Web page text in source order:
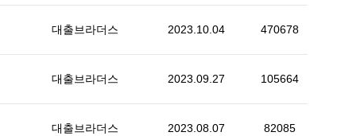
대출브라더스 2023.10.04 470678
대출브라더스 2023.09.27 105664
대출브라더스 2023.08.07 82085